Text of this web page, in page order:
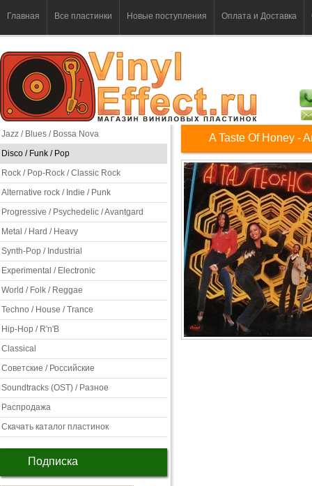
Главная Все пластинки Новые поступления Оплата и Доставка
Jazz / Blues / Bossa Nova
Disco / Funk / Pop
Rock / Pop-Rock / Classic Rock
Alternative rock / Indie / Punk
Progressive / Psychedelic / Avantgard
Metal / Hard / Heavy
Synth-Pop / Industrial
Experimental / Electronic
World / Folk / Reggae
Techno / House / Trance
Hip-Hop / R'n'B
Classical
Советские / Российские
Soundtracks (OST) / Разное
Распродажа
Скачать каталог пластинок
Подписка
A Taste Of Honey -